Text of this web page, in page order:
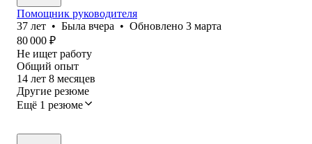
Помощник руководителя
37 лет • Была вчера • Обновлено 3 марта
80 000 ₽
Не ищет работу
Общий опыт
14 лет 8 месяцев
Другие резюме
Ещё 1 резюме